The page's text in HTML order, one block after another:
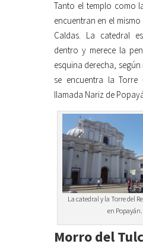
Tanto el templo como
encuentran en el
Caldas. La catedral
dentro y merece la
esquina derecha,
se encuentra la Torre
llamada Nariz de
La catedral y la Torre del
en
Morro del